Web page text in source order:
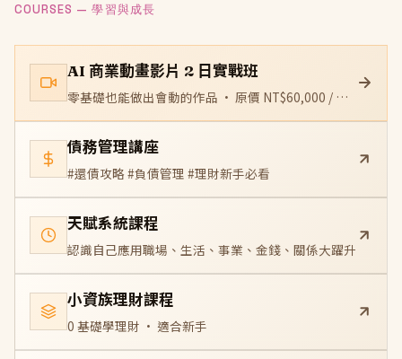
COURSES — 學習與成長
AI 商業動畫影片 2 日實戰班
零基礎也能做出會動的作品 · 原價 NT$60,000 / 優惠價 NT$16,800
債務管理講座
#還債攻略 #負債管理 #理財新手必看
天賦系統課程
認識自己應用職場、生活、事業、金錢、關係大躍升
小資族理財課程
0 基礎學理財 · 適合新手